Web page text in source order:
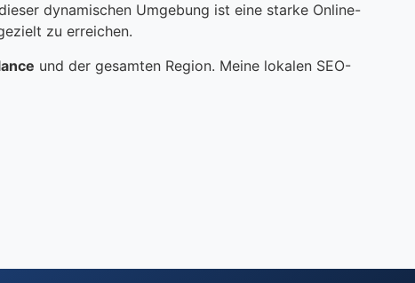
dynamischen Umgebung ist eine starke Online-
zu erreichen.
und der gesamten Region. Meine lokalen SEO-